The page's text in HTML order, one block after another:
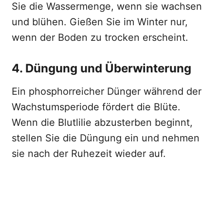
Sie die Wassermenge, wenn sie wachsen
und blühen. Gießen Sie im Winter nur,
wenn der Boden zu trocken erscheint.
4. Düngung und Überwinterung
Ein phosphorreicher Dünger während der
Wachstumsperiode fördert die Blüte.
Wenn die Blutlilie abzusterben beginnt,
stellen Sie die Düngung ein und nehmen
sie nach der Ruhezeit wieder auf.